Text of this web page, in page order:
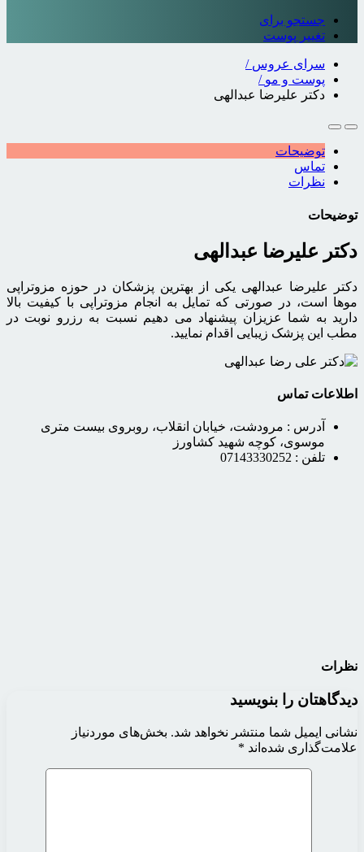
جستجو برای
تغییر پوست
سرای عروس /
پوست و مو /
دکتر علیرضا عبدالهی
توضیحات
تماس
نظرات
توضیحات
دکتر علیرضا عبدالهی
دکتر علیرضا عبدالهی یکی از بهترین پزشکان در حوزه مزوتراپی
موها است، در صورتی که تمایل به انجام مزوتراپی با کیفیت بالا
دارید به شما عزیزان پیشنهاد می دهیم نسبت به رزرو نوبت در
مطب این پزشک زیبایی اقدام نمایید.
اطلاعات تماس
آدرس : مرودشت، خیابان انقلاب، روبروی بیست متری
موسوی، کوچه شهید کشاورز
تلفن : 07143330252
نظرات
دیدگاهتان را بنویسید
نشانی ایمیل شما منتشر نخواهد شد. بخش‌های موردنیاز
علامت‌گذاری شده‌اند *